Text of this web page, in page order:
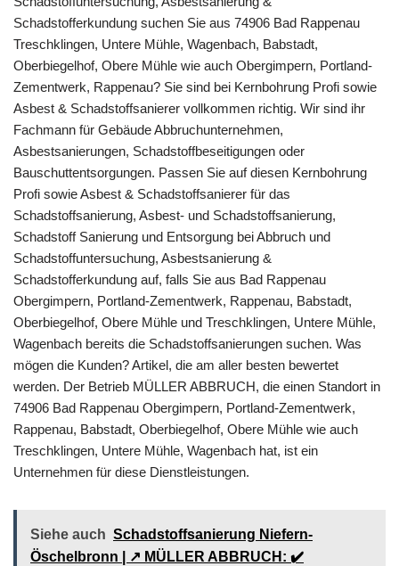
Schadstofferkundung suchen Sie aus 74906 Bad Rappenau
Treschklingen, Untere Mühle, Wagenbach, Babstadt,
Oberbiegelhof, Obere Mühle wie auch Obergimpern, Portland-
Zementwerk, Rappenau? Sie sind bei Kernbohrung Profi sowie
Asbest & Schadstoffsanierer vollkommen richtig. Wir sind ihr
Fachmann für Gebäude Abbruchunternehmen,
Asbestsanierungen, Schadstoffbeseitigungen oder
Bauschuttentsorgungen. Passen Sie auf diesen Kernbohrung
Profi sowie Asbest & Schadstoffsanierer für das
Schadstoffsanierung, Asbest- und Schadstoffsanierung,
Schadstoff Sanierung und Entsorgung bei Abbruch und
Schadstoffuntersuchung, Asbestsanierung &
Schadstofferkundung auf, falls Sie aus Bad Rappenau
Obergimpern, Portland-Zementwerk, Rappenau, Babstadt,
Oberbiegelhof, Obere Mühle und Treschklingen, Untere Mühle,
Wagenbach bereits die Schadstoffsanierungen suchen. Was
mögen die Kunden? Artikel, die am aller besten bewertet
werden. Der Betrieb MÜLLER ABBRUCH, die einen Standort in
74906 Bad Rappenau Obergimpern, Portland-Zementwerk,
Rappenau, Babstadt, Oberbiegelhof, Obere Mühle wie auch
Treschklingen, Untere Mühle, Wagenbach hat, ist ein
Unternehmen für diese Dienstleistungen.
Siehe auch Schadstoffsanierung Niefern-
Öschelbronn | ↗️ MÜLLER ABBRUCH: ✔️